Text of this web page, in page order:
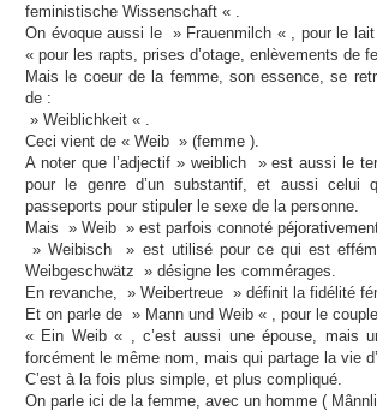
feministische Wissenschaft « .
On évoque aussi le » Frauenmilch « , pour le
« pour les rapts, prises d’otage, enlèvements de
Mais le coeur de la femme, son essence, se
de :
» Weiblichkeit « .
Ceci vient de « Weib » (femme ).
A noter que l’adjectif » weiblich » est aussi le
pour le genre d’un substantif, et aussi celui
passeports pour stipuler le sexe de la personne.
Mais » Weib » est parfois connoté
» Weibisch » est utilisé pour ce qui est
Weibgeschwätz » désigne les commérages.
En revanche, » Weibertreue » définit la fidélité
Et on parle de » Mann und Weib « , pour le
« Ein Weib « , c’est aussi une épouse, mais
forcément le même nom, mais qui partage la vie
C’est à la fois plus simple, et plus compliqué.
On parle ici de la femme, avec un homme (